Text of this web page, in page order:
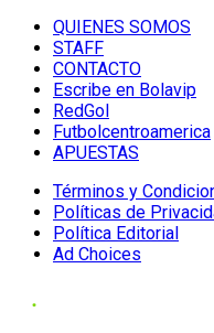
QUIENES SOMOS
STAFF
CONTACTO
Escribe en Bolavip
RedGol
Futbolcentroamerica
APUESTAS
Términos y
Políticas de
Política Editorial
Ad Choices